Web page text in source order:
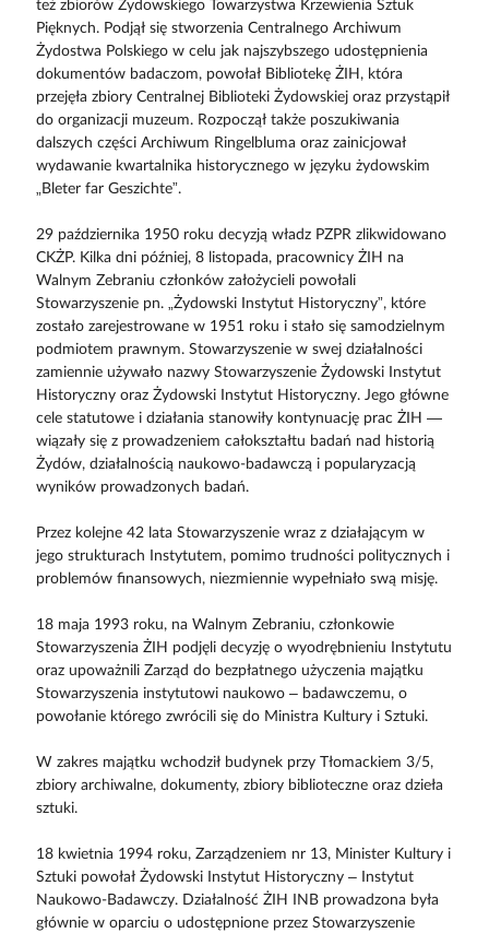
też zbiorów Żydowskiego Towarzystwa Krzewienia Sztuk
Pięknych. Podjął się stworzenia Centralnego Archiwum
Żydostwa Polskiego w celu jak najszybszego udostępnienia
dokumentów badaczom, powołał Bibliotekę ŻIH, która
przejęła zbiory Centralnej Biblioteki Żydowskiej oraz przystąpił
do organizacji muzeum. Rozpoczął także poszukiwania
dalszych części Archiwum Ringelbluma oraz zainicjował
wydawanie kwartalnika historycznego w języku żydowskim
„Bleter far Geszichte”.
29 października 1950 roku decyzją władz PZPR zlikwidowano
CKŻP. Kilka dni później, 8 listopada, pracownicy ŻIH na
Walnym Zebraniu członków założycieli powołali
Stowarzyszenie pn. „Żydowski Instytut Historyczny”, które
zostało zarejestrowane w 1951 roku i stało się samodzielnym
podmiotem prawnym. Stowarzyszenie w swej działalności
zamiennie używało nazwy Stowarzyszenie Żydowski Instytut
Historyczny oraz Żydowski Instytut Historyczny. Jego główne
cele statutowe i działania stanowiły kontynuację prac ŻIH —
wiązały się z prowadzeniem całokształtu badań nad historią
Żydów, działalnością naukowo-badawczą i popularyzacją
wyników prowadzonych badań.
Przez kolejne 42 lata Stowarzyszenie wraz z działającym w
jego strukturach Instytutem, pomimo trudności politycznych i
problemów finansowych, niezmiennie wypełniało swą misję.
18 maja 1993 roku, na Walnym Zebraniu, członkowie
Stowarzyszenia ŻIH podjęli decyzję o wyodrębnieniu Instytutu
oraz upoważnili Zarząd do bezpłatnego użyczenia majątku
Stowarzyszenia instytutowi naukowo – badawczemu, o
powołanie którego zwrócili się do Ministra Kultury i Sztuki.
W zakres majątku wchodził budynek przy Tłomackiem 3/5,
zbiory archiwalne, dokumenty, zbiory biblioteczne oraz dzieła
sztuki.
18 kwietnia 1994 roku, Zarządzeniem nr 13, Minister Kultury i
Sztuki powołał Żydowski Instytut Historyczny – Instytut
Naukowo-Badawczy. Działalność ŻIH INB prowadzona była
głównie w oparciu o udostępnione przez Stowarzyszenie